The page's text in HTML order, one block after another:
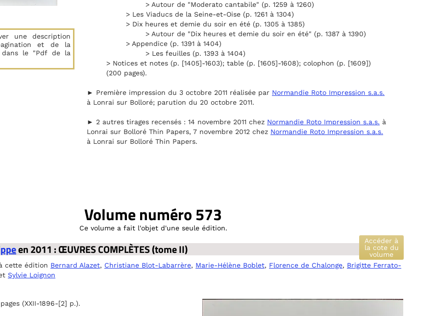
> Autour de "Moderato cantabile" (p. 1259 à 1260)
> Les Viaducs de la Seine-et-Oise (p. 1261 à 1304)
> Dix heures et demie du soir en été (p. 1305 à 1385)
> Autour de "Dix heures et demie du soir en été" (p. 1387 à 1390)
> Appendice (p. 1391 à 1404)
> Les feuilles (p. 1393 à 1404)
> Notices et notes (p. [1405]-1603); table (p. [1605]-1608); colophon (p. [1609])
(200 pages).
► Première impression du 3 octobre 2011 réalisée par Normandie Roto Impression s.a.s.
à Lonrai sur Bolloré; parution du 20 octobre 2011.
► 2 autres tirages recensés : 14 novembre 2011 chez Normandie Roto Impression s.a.s. à
Lonrai sur Bolloré Thin Papers, 7 novembre 2012 chez Normandie Roto Impression s.a.s.
à Lonrai sur Bolloré Thin Papers.
une description
et de la
dans le "Pdf de la
Volume numéro 573
Ce volume a fait l'objet d'une seule édition.
Accéder à
la cote du
volume
en 2011 : ŒUVRES COMPLÈTES (tome II)
cette édition Bernard Alazet, Christiane Blot-Labarrère, Marie-Hélène Boblet, Florence de Chalonge, Brigitte Ferrato-
Sylvie Loignon
(XXII-1896-[2] p.).